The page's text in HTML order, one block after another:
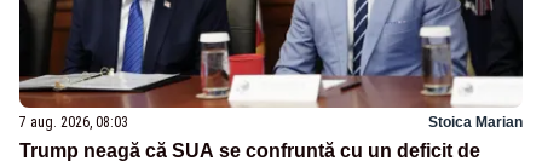
7 aug. 2026, 08:03 Stoica Marian
Trump neagă că SUA se confruntă cu un deficit de